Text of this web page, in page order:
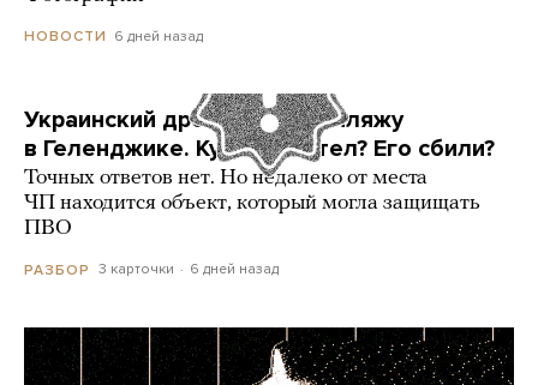
НОВОСТИ 6 дней назад
Украинский дрон попал по пляжу
в Геленджике. Куда он летел? Его сбили?
Точных ответов нет. Но недалеко от места
ЧП находится объект, который могла защищать
ПВО
РАЗБОР 3 карточки 6 дней назад